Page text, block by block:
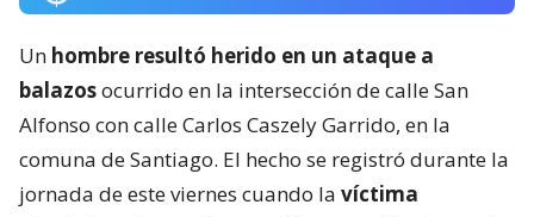
Un hombre resultó herido en un ataque a
balazosocurrido en la intersección de calle San
Alfonso con calle Carlos Caszely Garrido, en la
comuna de Santiago. El hecho se registró durante la
jornada de este viernes cuando la víctima